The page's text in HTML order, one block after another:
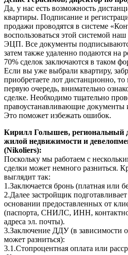
Да, у нас есть возможность
квартиры. Подписание и
продажи проводятся в системе
воспользоваться этой системой
ЭЦП. Все документы
затем также удаленно подаются на
70% сделок заключаются в таком
Если вы уже выбрали квартиру,
приобретаете лот дистанционно,
первую очередь, внимательно
сделке. Необходимо тщательно
правоустанавливающие документы
Это поможет избежать ошибок.
Кирилл Голышев, региональный
жилой недвижимости и
(Nikoliers):
Поскольку мы работаем с
сделки может немного разниться.
выглядит так:
1.Заключается бронь (платная или
2.Далее застройщик
основании предоставленных от
(паспорта, СНИЛС, ИНН,
адреса эл. почты).
3.Заключение ДДУ (в зависимости
может разниться):
3.1.Стопроцентная оплата или